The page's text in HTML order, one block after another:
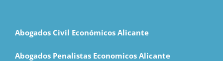
Abogados Civil Económicos Alicante
Abogados Penalistas Economicos Alicante